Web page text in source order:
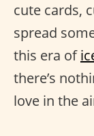
cute cards,
spread
this era of
there’s
love in the